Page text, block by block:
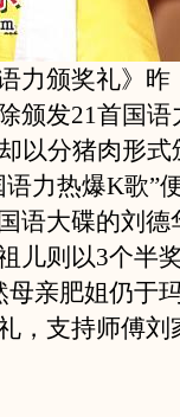
颁奖礼》昨
颁发21首国
以分猪肉形
力热爆K歌”
语大碟的刘德
儿则以3个半
亲肥姐仍于
，支持师傅刘